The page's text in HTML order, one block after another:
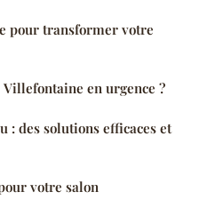
pour transformer votre
en urgence ?
: des solutions efficaces et
votre salon